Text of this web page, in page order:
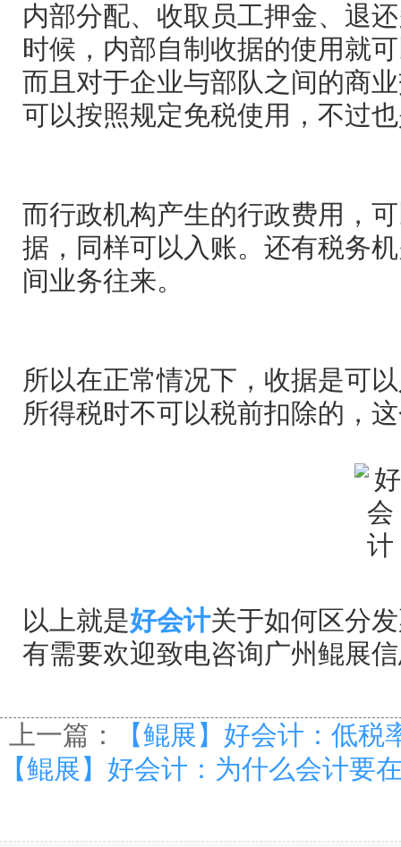
内部分配、收取员工押金、退
时候，内部自制收据的使用就
而且对于企业与部队之间的商
可以按照规定免税使用，不过
而行政机构产生的行政费用，
据，同样可以入账。还有税务
间业务往来。
所以在正常情况下，收据是可
所得税时不可以税前扣除的，
以上就是好会计关于如何区分
有需要欢迎致电咨询广州鲲展
上一篇：
【鲲展】好会计：低
【鲲展】好会计：为什么会计要